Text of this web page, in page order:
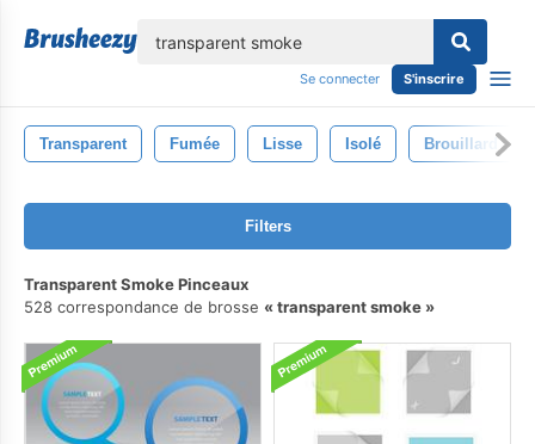
Se connecter S'inscrire
Transparent Fumée Lisse Isolé Brouillard
Filters
Transparent Smoke Pinceaux
528 correspondance de brosse
transparent smoke